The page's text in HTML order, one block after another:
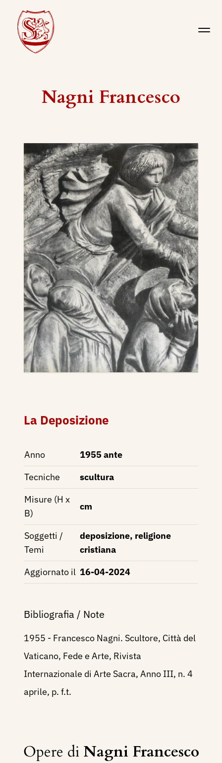
Nagni Francesco
La Deposizione
Anno
1955 ante
Tecniche
scultura
Misure (H x
B)
cm
Soggetti /
Temi
deposizione, religione
cristiana
Aggiornato il 16-04-2024
Bibliografia / Note
1955 - Francesco Nagni. Scultore, Città del
Vaticano, Fede e Arte, Rivista
Internazionale di Arte Sacra, Anno III, n. 4
aprile, p. f.t.
Opere di Nagni Francesco